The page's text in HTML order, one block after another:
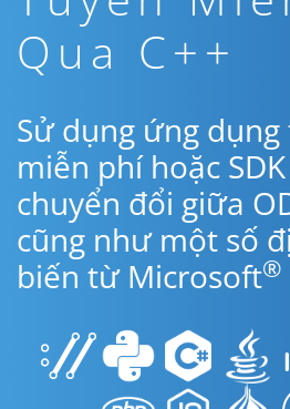
Qua C++
Sử dụng ứng
miễn phí hoặc
chuyển đổi giữa
cũng như một số
biến từ Microsoft®